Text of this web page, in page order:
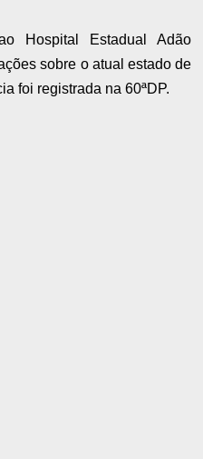
Hospital Estadual Adão
sobre o atual estado de
foi registrada na 60ªDP.